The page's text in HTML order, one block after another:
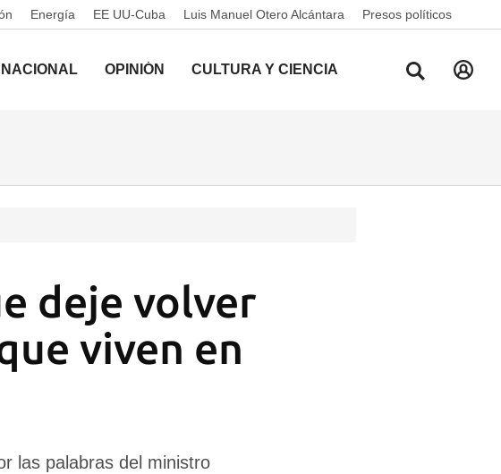
Energía EE UU-Cuba Luis Manuel Otero Alcántara Presos políticos
OPINIÓN CULTURA Y CIENCIA
deje volver
viven en
las palabras del ministro